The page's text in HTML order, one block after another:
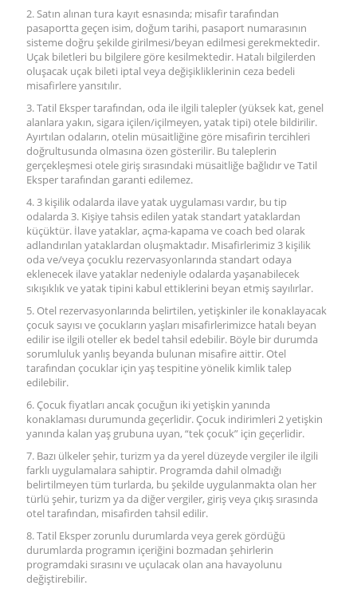
2. Satın alınan tura kayıt esnasında; misafir tarafından
pasaportta geçen isim, doğum tarihi, pasaport numarasının
sisteme doğru şekilde girilmesi/beyan edilmesi gerekmektedir.
Uçak biletleri bu bilgilere göre kesilmektedir. Hatalı bilgilerden
oluşacak uçak bileti iptal veya değişikliklerinin ceza bedeli
misafirlere yansıtılır.
3. Tatil Eksper tarafından, oda ile ilgili talepler (yüksek kat, genel
alanlara yakın, sigara içilen/içilmeyen, yatak tipi) otele bildirilir.
Ayırtılan odaların, otelin müsaitliğine göre misafirin tercihleri
doğrultusunda olmasına özen gösterilir. Bu taleplerin
gerçekleşmesi otele giriş sırasındaki müsaitliğe bağlıdır ve Tatil
Eksper tarafından garanti edilemez.
4. 3 kişilik odalarda ilave yatak uygulaması vardır, bu tip
odalarda 3. Kişiye tahsis edilen yatak standart yataklardan
küçüktür. İlave yataklar, açma-kapama ve coach bed olarak
adlandırılan yataklardan oluşmaktadır. Misafirlerimiz 3 kişilik
oda ve/veya çocuklu rezervasyonlarında standart odaya
eklenecek ilave yataklar nedeniyle odalarda yaşanabilecek
sıkışıklık ve yatak tipini kabul ettiklerini beyan etmiş sayılırlar.
5. Otel rezervasyonlarında belirtilen, yetişkinler ile konaklayacak
çocuk sayısı ve çocukların yaşları misafirlerimizce hatalı beyan
edilir ise ilgili oteller ek bedel tahsil edebilir. Böyle bir durumda
sorumluluk yanlış beyanda bulunan misafire aittir. Otel
tarafından çocuklar için yaş tespitine yönelik kimlik talep
edilebilir.
6. Çocuk fiyatları ancak çocuğun iki yetişkin yanında
konaklaması durumunda geçerlidir. Çocuk indirimleri 2 yetişkin
yanında kalan yaş grubuna uyan, “tek çocuk” için geçerlidir.
7. Bazı ülkeler şehir, turizm ya da yerel düzeyde vergiler ile ilgili
farklı uygulamalara sahiptir. Programda dahil olmadığı
belirtilmeyen tüm turlarda, bu şekilde uygulanmakta olan her
türlü şehir, turizm ya da diğer vergiler, giriş veya çıkış sırasında
otel tarafından, misafirden tahsil edilir.
8. Tatil Eksper zorunlu durumlarda veya gerek gördüğü
durumlarda programın içeriğini bozmadan şehirlerin
programdaki sırasını ve uçulacak olan ana havayolunu
değiştirebilir.